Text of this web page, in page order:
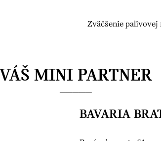
Zväčšenie palivovej
VÁŠ MINI PARTNER
BAVARIA